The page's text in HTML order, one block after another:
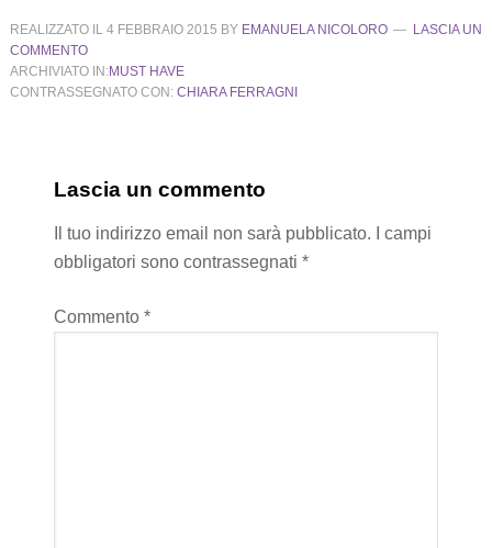
REALIZZATO IL 4 FEBBRAIO 2015 BY EMANUELA NICOLORO
LASCIA UN
COMMENTO
ARCHIVIATO IN:MUST HAVE
CONTRASSEGNATO CON: CHIARA FERRAGNI
Lascia un commento
Il tuo indirizzo email non sarà pubblicato.
I campi
obbligatori sono contrassegnati *
Commento *